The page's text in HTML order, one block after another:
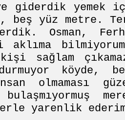
giderdik yemek
beş yüz metre.
Osman,
aklıma
sağlam
köyde,
olmaması
bulaşmıyormuş
yarenlik